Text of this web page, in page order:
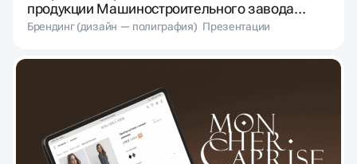
продукции Машиностроительного завода
«Мираторг»
Брендинг (дизайн — полиграфия) Презентации